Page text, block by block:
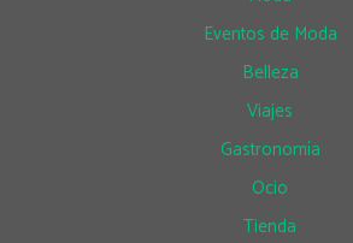
Eventos de Moda
Belleza
Viajes
Gastronomía
Ocio
Tienda